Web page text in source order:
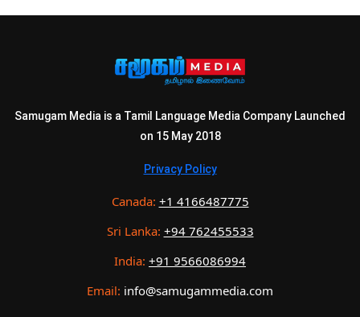
Samugam Media is a Tamil Language Media Company Launched
on 15 May 2018
Privacy Policy
Canada: +1 4166487775
Sri Lanka: +94 762455533
India: +91 9566086994
Email: info@samugammedia.com